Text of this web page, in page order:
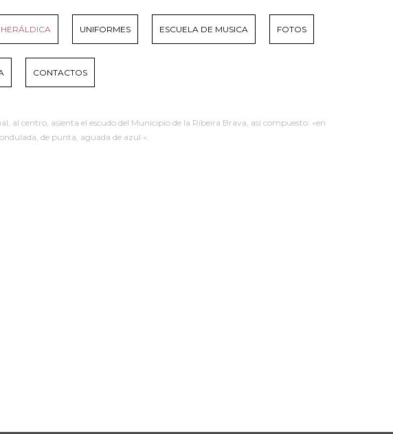
HERÁLDICA UNIFORMES ESCUELA DE MUSICA FOTOS
CONTACTOS
centro, asienta el escudo del Municipio de la Ribeira Brava, así compuesto: «en
de punta, aguada de azul «.